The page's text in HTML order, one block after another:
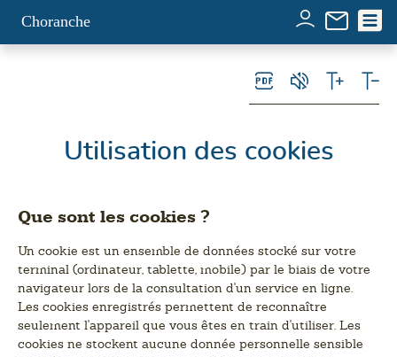
Choranche
Utilisation des cookies
Que sont les cookies ?
Un cookie est un ensemble de données stocké sur votre
terminal (ordinateur, tablette, mobile) par le biais de votre
navigateur lors de la consultation d'un service en ligne.
Les cookies enregistrés permettent de reconnaître
seulement l'appareil que vous êtes en train d'utiliser. Les
cookies ne stockent aucune donnée personnelle sensible